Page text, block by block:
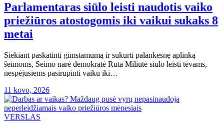
Parlamentaras siūlo leisti naudotis vaiko
priežiūros atostogomis iki vaikui sukaks 8
metai
Siekiant paskatinti gimstamumą ir sukurti palankesnę aplinką
šeimoms, Seimo narė demokratė Rūta Miliutė siūlo leisti tėvams,
nespėjusiems pasirūpinti vaiku iki…
11 kovo, 2026
VERSLAS